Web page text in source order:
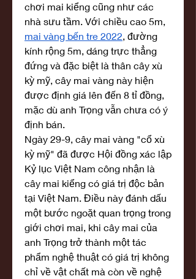
chơi mai kiểng cũng như các
mai vàng bến tre 2022, đường
kính rộng 5m, dáng trực thẳng
đứng và đặc biệt là thân cây xù
kỳ mỹ, cây mai vàng này hiện
được định giá lên đến 8 tỉ đồng,
mặc dù anh Trọng vẫn chưa có ý
định bán.
Ngày 29-9, cây mai vàng "cổ xù
kỳ mỹ" đã được Hội đồng xác lập
Kỷ lục Việt Nam công nhận là
cây mai kiểng có giá trị độc bản
tại Việt Nam. Điều này đánh dấu
một bước ngoặt quan trọng trong
giới chơi mai, khi cây mai của
anh Trọng trở thành một tác
phẩm nghệ thuật có giá trị không
chỉ về vật chất mà còn về nghệ